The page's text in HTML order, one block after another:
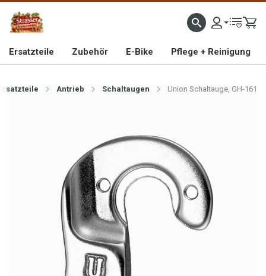
IMPORTEUR VON HOCHWERTIGEN FAHRRAD- UND MOFAERSATZTEILEN SEIT 1993
Ersatzteile Zubehör E-Bike Pflege + Reinigung
Antrieb Schaltaugen Union Schaltauge, GH-161